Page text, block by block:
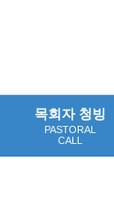
목회자 청빙
PASTORAL
CALL